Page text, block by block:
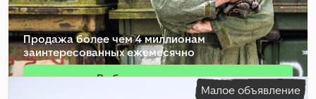
Продажа более чем 4 миллионам
заинтересованных ежемесячно
Выбрать пакет дилера
Малое объявление